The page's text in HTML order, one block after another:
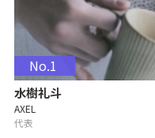
No.1
水樹礼斗
AXEL
代表